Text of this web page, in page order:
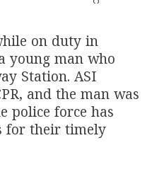
on duty in
young man who
Station. ASI
and the man was
police force has
for their timely